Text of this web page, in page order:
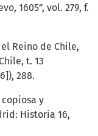
1605”, vol. 279, f.
Reino de Chile,
t. 13
288.
y
Historia 16,